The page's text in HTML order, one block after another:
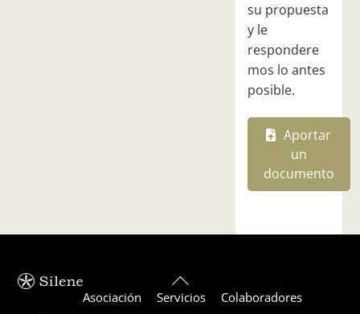
su propuesta
y le
respondere
mos lo antes
posible.
Aportar
un
documento
Back
To
Asociación Servicios
Colaboradores